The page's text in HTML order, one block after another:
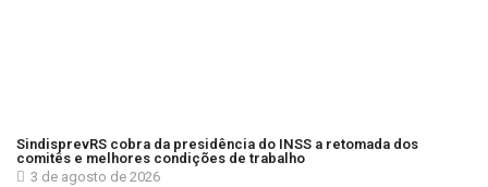
SindisprevRS cobra da presidência do INSS a retomada dos
comitês e melhores condições de trabalho
3 de agosto de 2026